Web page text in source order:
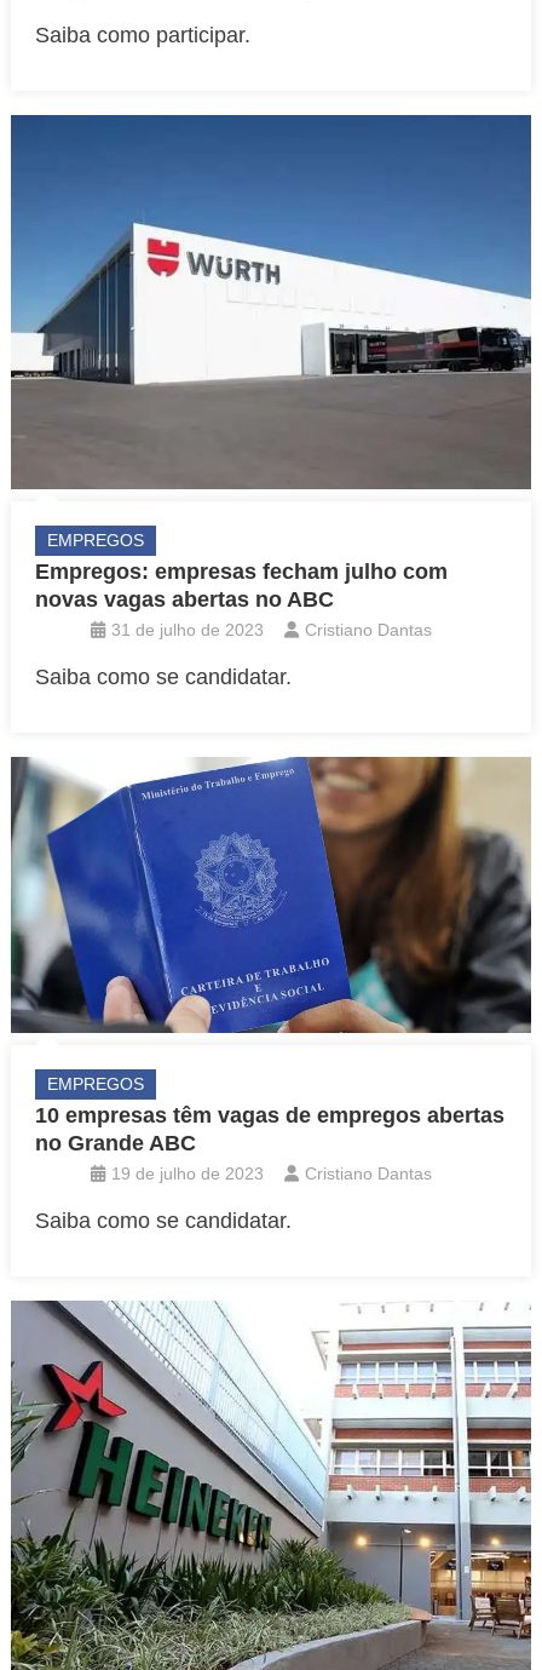
Saiba como participar.
EMPREGOS
Empregos: empresas fecham julho com
novas vagas abertas no ABC
31 de julho de 2023 Cristiano Dantas
Saiba como se candidatar.
EMPREGOS
10 empresas têm vagas de empregos abertas
no Grande ABC
19 de julho de 2023 Cristiano Dantas
Saiba como se candidatar.